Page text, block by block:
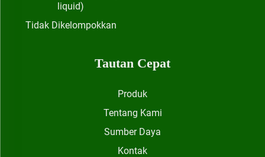
liquid)
Tidak Dikelompokkan
Tautan Cepat
Produk
Tentang Kami
Sumber Daya
Kontak